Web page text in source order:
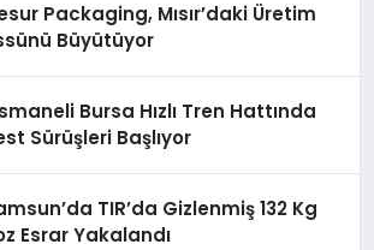
Packaging, Mısır’daki Üretim
Büyütüyor
Bursa Hızlı Tren Hattında
Sürüşleri Başlıyor
TIR’da Gizlenmiş 132 Kg
Esrar Yakalandı